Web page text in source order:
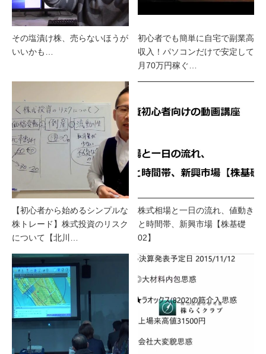
その塩漬け株、売らないほうが
いいかも…
初心者でも簡単に自宅で副業高
収入！パソコンだけで安定して
月70万円稼ぐ…
【初心者から始めるシンプルな
株トレード】株式投資のリスク
について【北川…
株式相場と一日の流れ、値動き
と時間帯、新興市場【株基礎
02】